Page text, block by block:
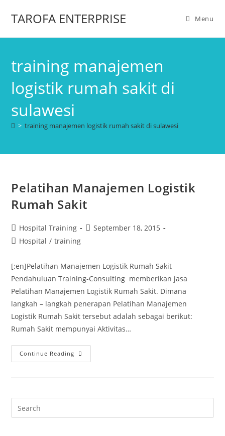
TAROFA ENTERPRISE Menu
training manajemen
logistik rumah sakit di
sulawesi
> training manajemen logistik rumah sakit di sulawesi
Pelatihan Manajemen Logistik
Rumah Sakit
Hospital Training
September 18, 2015
Hospital / training
[:en]Pelatihan Manajemen Logistik Rumah Sakit
Pendahuluan Training-Consulting memberikan jasa
Pelatihan Manajemen Logistik Rumah Sakit. Dimana
langkah – langkah penerapan Pelatihan Manajemen
Logistik Rumah Sakit tersebut adalah sebagai berikut:
Rumah Sakit mempunyai Aktivitas…
Continue Reading